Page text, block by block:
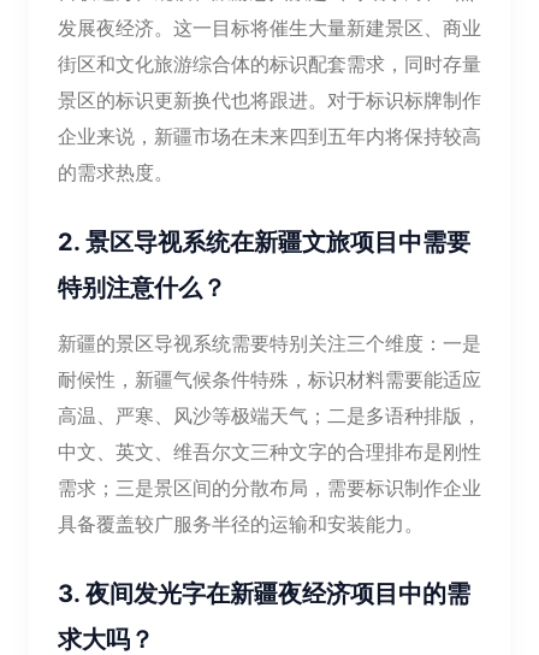
发展夜经济。这一目标将催生大量新建景区、商业
街区和文化旅游综合体的标识配套需求，同时存量
景区的标识更新换代也将跟进。对于标识标牌制作
企业来说，新疆市场在未来四到五年内将保持较高
的需求热度。
2. 景区导视系统在新疆文旅项目中需要
特别注意什么？
新疆的景区导视系统需要特别关注三个维度：一是
耐候性，新疆气候条件特殊，标识材料需要能适应
高温、严寒、风沙等极端天气；二是多语种排版，
中文、英文、维吾尔文三种文字的合理排布是刚性
需求；三是景区间的分散布局，需要标识制作企业
具备覆盖较广服务半径的运输和安装能力。
3. 夜间发光字在新疆夜经济项目中的需
求大吗？